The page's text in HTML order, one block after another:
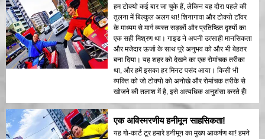
हम टोक्यो कई बार जा चुके हैं, लेकिन यह दौरा पहले की
तुलना में बिल्कुल अलग था! शिनागावा और टोक्यो टॉवर
के माध्यम से मार्ग व्यस्त सड़कों और प्रतिष्ठित दृश्यों का
एक सही मिश्रण था। गाइड ने अपनी उत्साही मानसिकता
और मजेदार ऊर्जा के साथ पूरे अनुभव को और भी बेहतर
बना दिया। यह शहर को देखने का एक रोमांचक तरीका
था, और हमें इसका हर मिनट पसंद आया। किसी भी
व्यक्ति को जो टोक्यो को अनोखे और रोमांचक तरीके से
खोजने की तलाश में है, इसे अत्यधिक अनुशंसा करते हैं!
एक अविस्मरणीय हनीमून साहसिकता!
यह गो-कार्ट टूर हमारे हनीमून का मुख्य आकर्षण था! हमने